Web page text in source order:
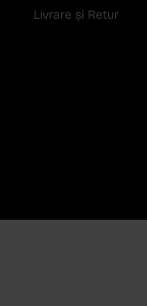
Livrare și Retur